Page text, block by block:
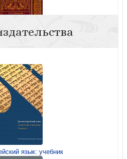
богослужебная жизнь
церкви
язык: учебник